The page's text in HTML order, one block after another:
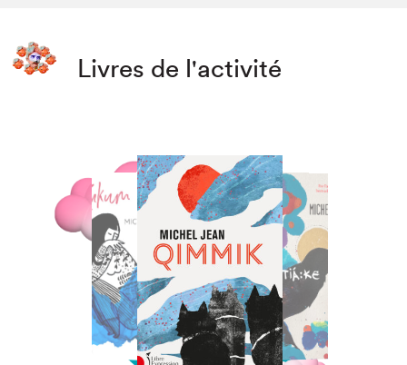
Livres de l'activité